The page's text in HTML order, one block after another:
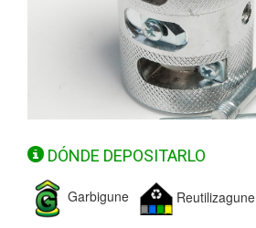
DÓNDE DEPOSITARLO
Garbigune Reutilizagune